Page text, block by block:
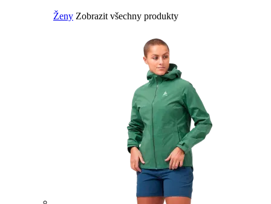
Ženy Zobrazit všechny produkty